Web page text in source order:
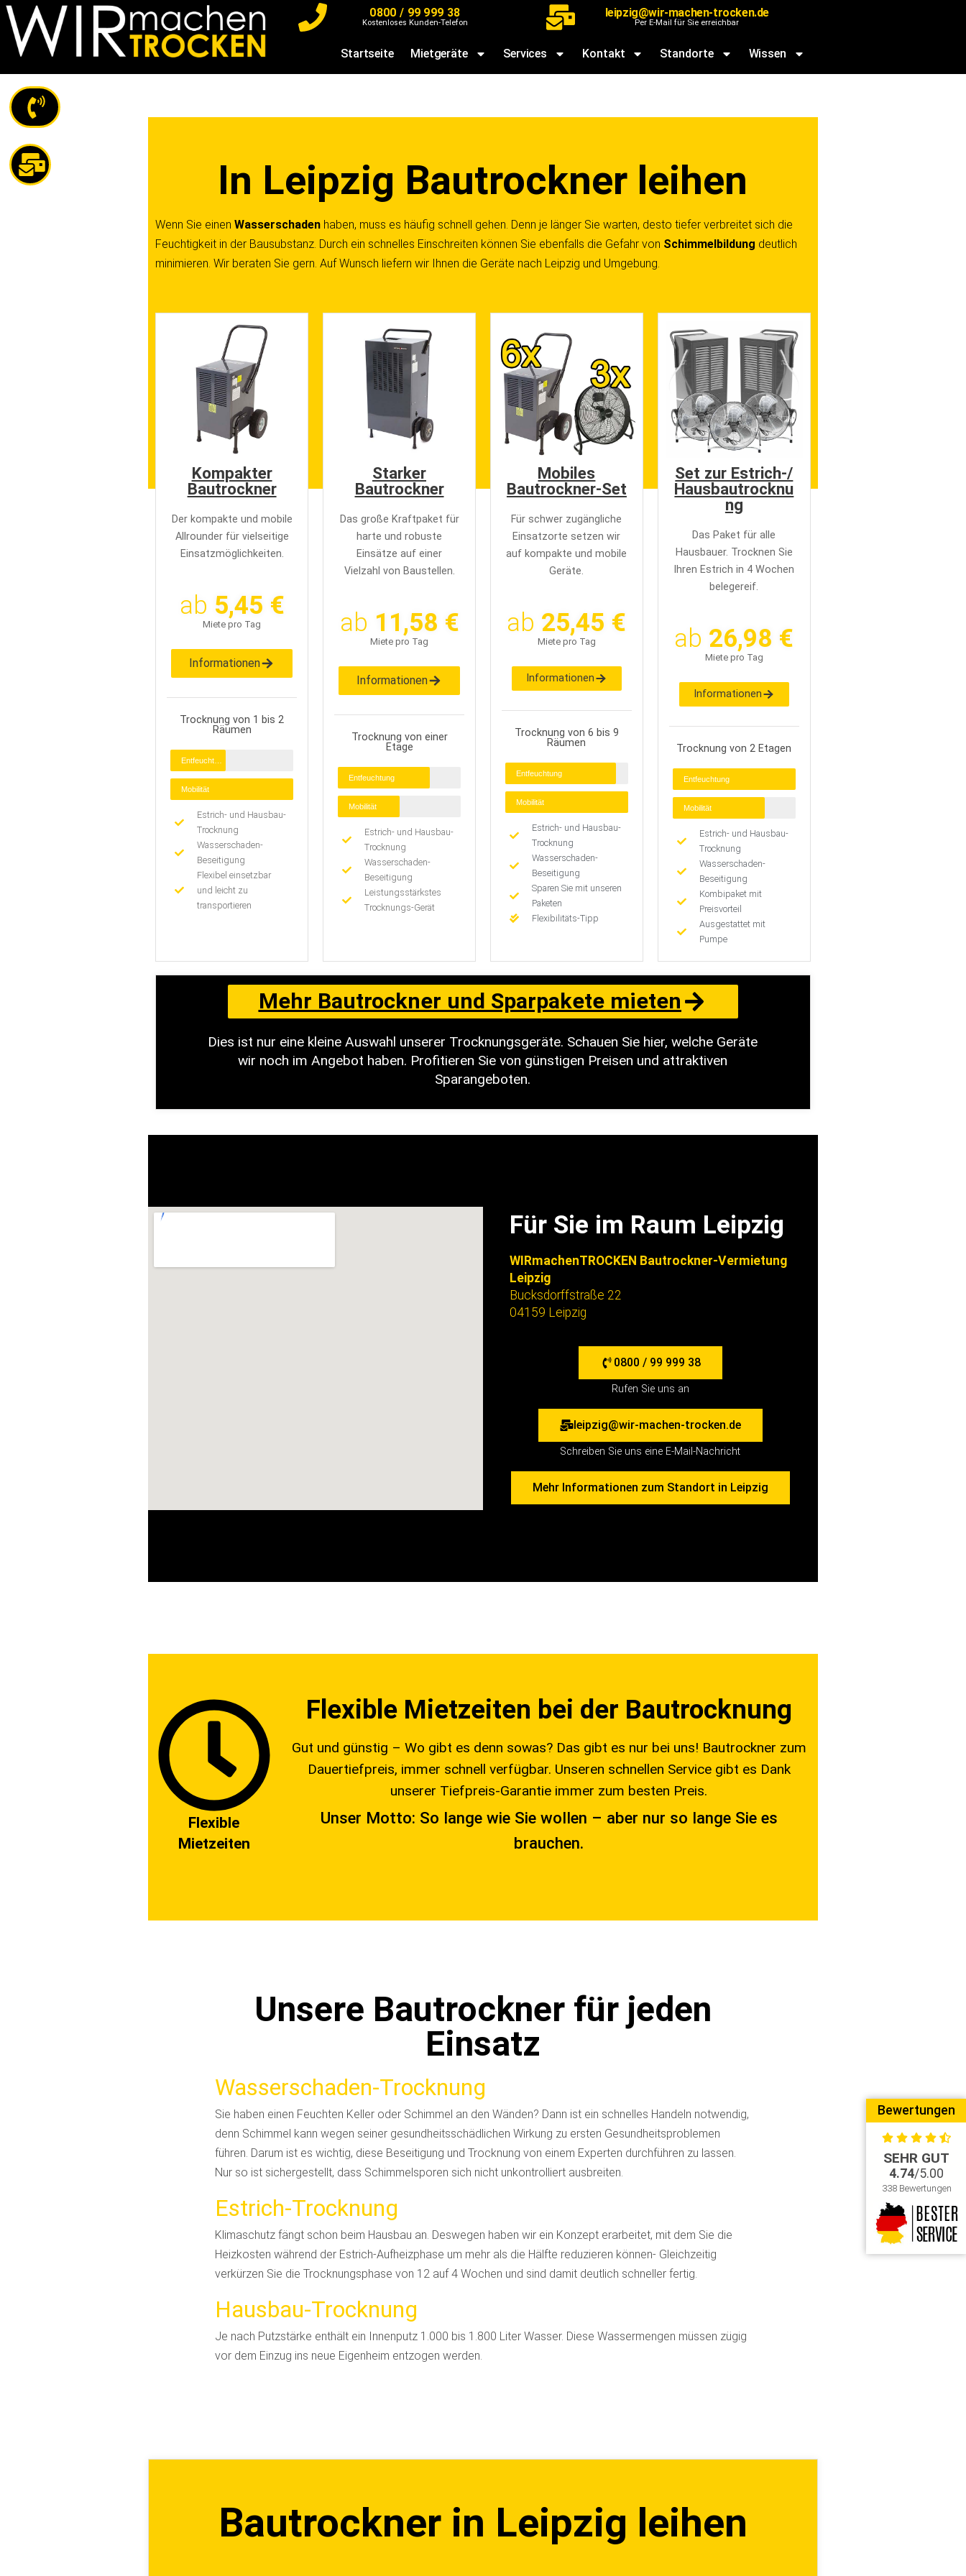
Z
I
n
a
l
0800 / 99 999 38
Kostenloses Kunden-Telefon
leipzig@wir-machen-trocken.de
Per E-Mail für Sie erreichbar
Startseite Mietgeräte Services Kontakt Standorte Wissen
In Leipzig Bautrockner leihen
Wenn Sie einenWasserschaden haben, muss es häufig schnell gehen. Denn je länger Sie warten, desto tiefer verbreitet sich die
Feuchtigkeit in der Bausubstanz. Durch ein schnelles Einschreiten können Sie ebenfalls die Gefahr von Schimmelbildung deutlich
minimieren. Wir beraten Sie gern. Auf Wunsch liefern wir Ihnen die Geräte nach Leipzig und Umgebung.
Kompakter
Bautrockner
Der kompakte und mobile
Allrounder für vielseitige
Einsatzmöglichkeiten.
ab 5,45 €
Miete pro Tag
Informationen
Trocknung von 1 bis 2
Räumen
Mobilität
Estrich- und Hausbau-
Trocknung
Wasserschaden-
Beseitigung
Flexibel einsetzbar
und leicht zu
transportieren
Starker
Bautrockner
Das große Kraftpaket für
harte und robuste
Einsätze auf einer
Vielzahl von Baustellen.
ab 11,58 €
Miete pro Tag
Informationen
Trocknung von einer
Etage
Entfeuchtung
Mobilität
Estrich- und Hausbau-
Trocknung
Wasserschaden-
Beseitigung
Leistungsstärkstes
Trocknungs-Gerät
Mobiles
Bautrockner-Set
Für schwer zugängliche
Einsatzorte setzen wir
auf kompakte und mobile
Geräte.
ab 25,45 €
Miete pro Tag
Informationen
Trocknung von 6 bis 9
Räumen
Entfeuchtung
Mobilität
Estrich- und Hausbau-
Trocknung
Wasserschaden-
Beseitigung
Sparen Sie mit unseren
Paketen
Flexibilitäts-Tipp
Set zur Estrich-/
Hausbautrocknu
ng
Das Paket für alle
Hausbauer. Trocknen Sie
Ihren Estrich in 4 Wochen
belegereif.
ab 26,98 €
Miete pro Tag
Informationen
Trocknung von 2 Etagen
Entfeuchtung
Mobilität
Estrich- und Hausbau-
Trocknung
Wasserschaden-
Beseitigung
Kombipaket mit
Preisvorteil
Ausgestattet mit
Pumpe
Mehr Bautrockner und Sparpakete mieten
Dies ist nur eine kleine Auswahl unserer Trocknungsgeräte. Schauen Sie hier, welche Geräte
wir noch im Angebot haben. Profitieren Sie von günstigen Preisen und attraktiven
Sparangeboten.
Für Sie im Raum Leipzig
WIRmachenTROCKEN Bautrockner-Vermietung
Leipzig
Bucksdorffstraße 22
04159 Leipzig
0800 / 99 999 38
Rufen Sie uns an
leipzig@wir-machen-trocken.de
Schreiben Sie uns eine E-Mail-Nachricht
Mehr Informationen zum Standort in Leipzig
Flexible
Mietzeiten
Flexible Mietzeiten bei der Bautrocknung
Gut und günstig – Wo gibt es denn sowas? Das gibt es nur bei uns! Bautrockner zum
Dauertiefpreis, immer schnell verfügbar. Unseren schnellen Service gibt es Dank
unserer Tiefpreis-Garantie immer zum besten Preis.
Unser Motto: So lange wie Sie wollen – aber nur so lange Sie es
brauchen.
Unsere Bautrockner für jeden
Einsatz
Wasserschaden-Trocknung
Sie haben einen Feuchten Keller oder Schimmel an den Wänden? Dann ist ein schnelles Handeln notwendig,
denn Schimmel kann wegen seiner gesundheitsschädlichen Wirkung zu ersten Gesundheitsproblemen
führen. Darum ist es wichtig, diese Beseitigung und Trocknung von einem Experten durchführen zu lassen.
Nur so ist sichergestellt, dass Schimmelsporen sich nicht unkontrolliert ausbreiten.
Estrich-Trocknung
Klimaschutz fängt schon beim Hausbau an. Deswegen haben wir ein Konzept erarbeitet, mit dem Sie die
Heizkosten während der Estrich-Aufheizphase um mehr als die Hälfte reduzieren können- Gleichzeitig
verkürzen Sie die Trocknungsphase von 12 auf 4 Wochen und sind damit deutlich schneller fertig.
Hausbau-Trocknung
Je nach Putzstärke enthält ein Innenputz 1.000 bis 1.800 Liter Wasser. Diese Wassermengen müssen zügig
vor dem Einzug ins neue Eigenheim entzogen werden.
Bautrockner in Leipzig leihen
Bewertungen
SEHR GUT
4.74/5.00
338 Bewertungen